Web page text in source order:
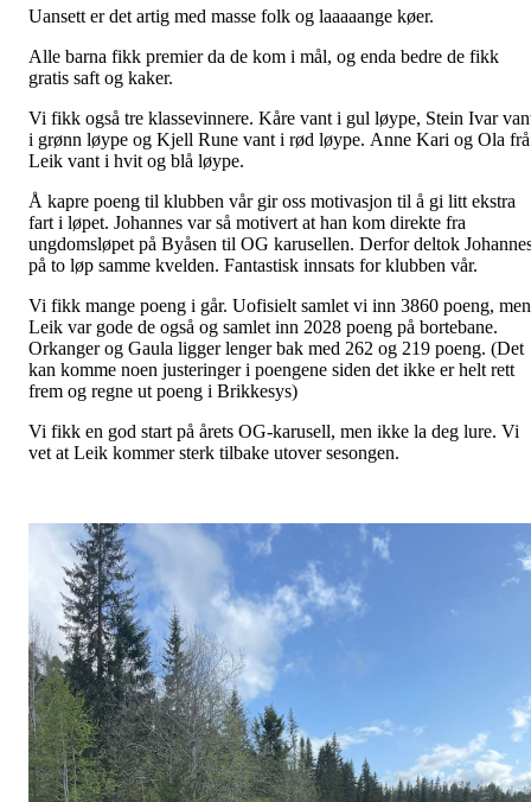
Uansett er det artig med masse folk og laaaaange køer.
Alle barna fikk premier da de kom i mål, og enda bedre de fikk
gratis saft og kaker.
Vi fikk også tre klassevinnere. Kåre vant i gul løype, Stein Ivar
i grønn løype og Kjell Rune vant i rød løype. Anne Kari og Ola frå
Leik vant i hvit og blå løype.
Å kapre poeng til klubben vår gir oss motivasjon til å gi litt ekstra
fart i løpet. Johannes var så motivert at han kom direkte fra
ungdomsløpet på Byåsen til OG karusellen. Derfor deltok
på to løp samme kvelden. Fantastisk innsats for klubben vår.
Vi fikk mange poeng i går. Uofisielt samlet vi inn 3860 poeng, men
Leik var gode de også og samlet inn 2028 poeng på bortebane.
Orkanger og Gaula ligger lenger bak med 262 og 219 poeng. (Det
kan komme noen justeringer i poengene siden det ikke er helt rett
frem og regne ut poeng i Brikkesys)
Vi fikk en god start på årets OG-karusell, men ikke la deg lure. Vi
vet at Leik kommer sterk tilbake utover sesongen.